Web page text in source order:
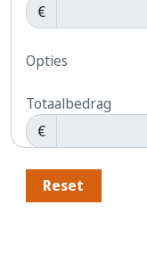
€
Opties
Totaalbedrag
€
Reset